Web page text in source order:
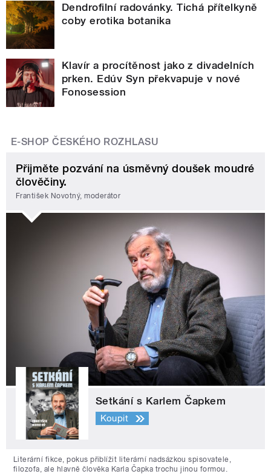
Dendrofilní radovánky. Tichá přítelkyně
coby erotika botanika
Klavír a procítěnost jako z divadelních
prken. Edúv Syn překvapuje v nové
Fonosession
E-SHOP ČESKÉHO ROZHLASU
Přijměte pozvání na úsměvný doušek moudré
člověčiny.
František Novotný, moderátor
Setkání s Karlem Čapkem
Koupit
Literární fikce, pokus přiblížit literární nadsázkou spisovatele,
filozofa, ale hlavně člověka Karla Čapka trochu jinou formou.